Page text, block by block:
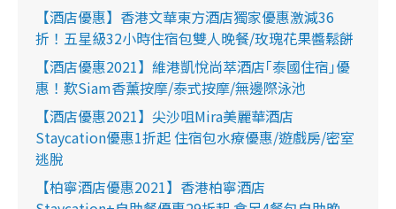
【酒店優惠】香港文華東方酒店獨家優惠激減36
折！五星級32小時住宿包雙人晚餐/玫瑰花果醬鬆餅
【酒店優惠2021】維港凱悅尚萃酒店｢泰國住宿｣優
惠！歎Siam香薰按摩/泰式按摩/無邊際泳池
【酒店優惠2021】尖沙咀Mira美麗華酒店
Staycation優惠1折起 住宿包水療優惠/遊戲房/密室
逃脫
【柏寧酒店優惠2021】香港柏寧酒店